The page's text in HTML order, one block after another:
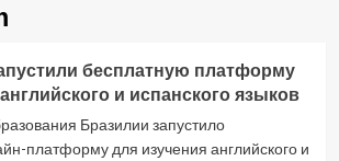
бесплатную платформу
и испанского языков
Бразилии запустило
платформу для изучения английского и